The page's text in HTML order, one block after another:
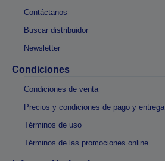
Contáctanos
Buscar distribuidor
Newsletter
Condiciones
Condiciones de venta
Precios y condiciones de pago y entrega
Términos de uso
Términos de las promociones online